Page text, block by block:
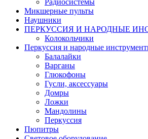
Радиосистемы
Микшерные пульты
Наушники
ПЕРКУССИЯ И НАРОДНЫЕ
Колокольчики
Перкуссия и народные
Балалайки
Варганы
Глюкофоны
Гусли, аксессуары
Домры
Ложки
Мандолины
Перкуссия
Пюпитры